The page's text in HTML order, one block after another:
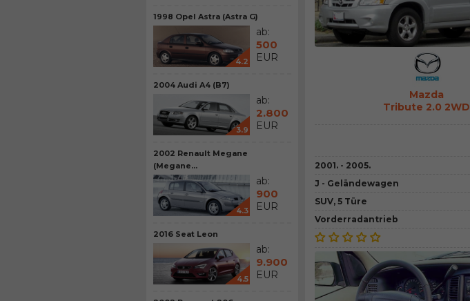
1998 Opel Astra (Astra G)
4.2
ab:
500
EUR
2004 Audi A4 (B7)
3.9
ab:
2.800
EUR
2002 Renault Megane
(Megane...
4.3
ab:
900
EUR
2016 Seat Leon
4.5
ab:
9.900
EUR
Mazda
Tribute 2.0 2WD
2001. - 2005.
J - Geländewagen
SUV, 5 Türe
Vorderradantrieb